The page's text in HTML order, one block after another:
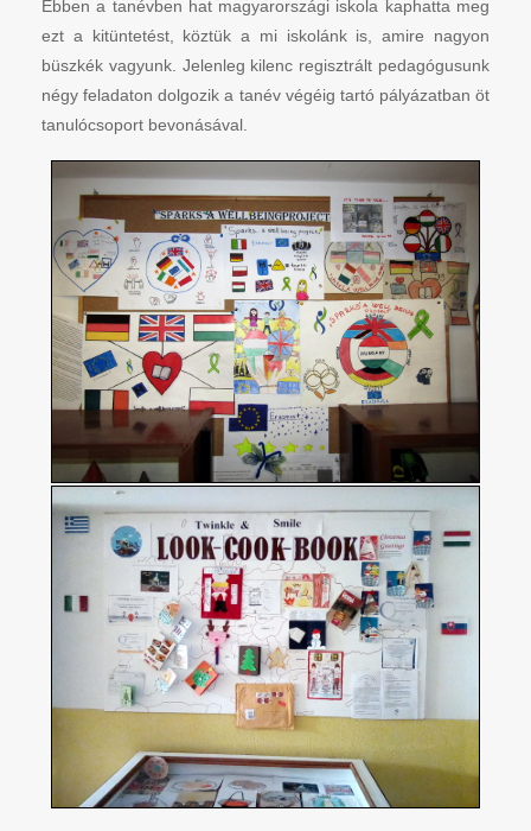
Ebben a tanévben hat magyarországi iskola kaphatta meg
ezt a kitüntetést, köztük a mi iskolánk is, amire nagyon
büszkék vagyunk. Jelenleg kilenc regisztrált pedagógusunk
négy feladaton dolgozik a tanév végéig tartó pályázatban öt
tanulócsoport bevonásával.